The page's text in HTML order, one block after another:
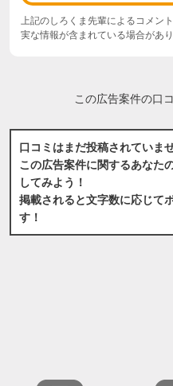
上記のしろくま先輩によるコメン
実な情報が含まれている場合があり
この広告案件の口
口コミはまだ投稿されていませ
この広告案件に関するあなた
してみよう！
掲載されると文字数に応じて
す！